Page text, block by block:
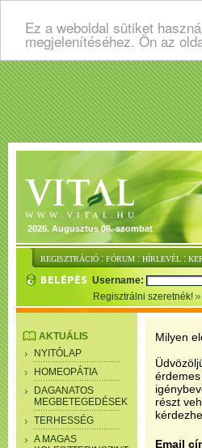
Ez a weboldal sütiket
megjelenítéséhez. Ön az
2026. Augusztus 08. szombat
REGISZTRÁCIÓ : FÓRUM : HÍRLEVÉL :
Username:
Regisztrálni szeretnék!
AKTUÁLIS
NYITÓLAP
HOMEOPÁTIA
DAGANATOS
MEGBETEGEDÉSEK
TERHESSÉG
A MAGAS
Milyen
részt
Email